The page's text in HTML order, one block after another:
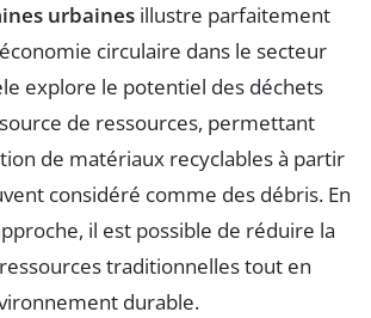
urbaines illustre parfaitement
circulaire dans le secteur
explore le potentiel des déchets
de ressources, permettant
de matériaux recyclables à partir
considéré comme des débris. En
il est possible de réduire la
traditionnelles tout en
durable.